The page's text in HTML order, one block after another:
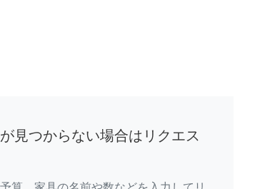
見つからない場合はリクエス